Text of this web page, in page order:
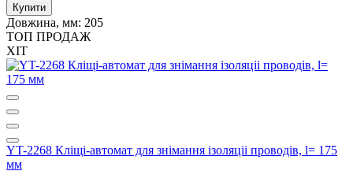
Купити
Довжина, мм: 205
ТОП ПРОДАЖ
ХІТ
YT-2268 Кліщі-автомат для знімання ізоляціі проводів, l= 175
мм